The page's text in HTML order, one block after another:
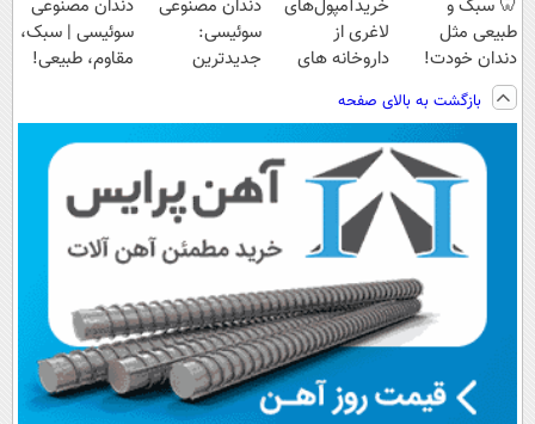
🦷 سبک و
طبیعی مثل
دندان خودت!
نصب آسان و
پرداخت اقساطی
💳 📍 تهران
خریدآمپول‌های
لاغری از
داروخانه های
فوری همراه با
پک یخ!
دندان مصنوعی
سوئیسی:
جدیدترین
پرداخت قسطی
دندان مصنوعی
سوئیسی | سبک،
مقاوم، طبیعی!
اقساطی😍
بازگشت به بالای صفحه